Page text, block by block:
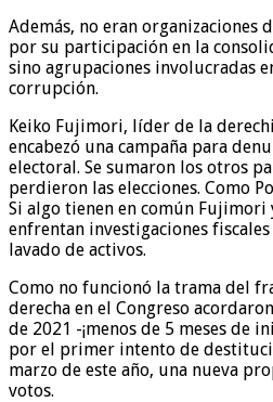
Además, no eran organizaciones
por su participación en la
sino agrupaciones involucradas
corrupción.
Keiko Fujimori, líder de la
encabezó una campaña para
electoral. Se sumaron los otros
perdieron las elecciones. Como
Si algo tienen en común Fujimori
enfrentan investigaciones
lavado de activos.
Como no funcionó la trama del
derecha en el Congreso
de 2021 -¡menos de 5 meses de
por el primer intento de
marzo de este año, una nueva
votos.